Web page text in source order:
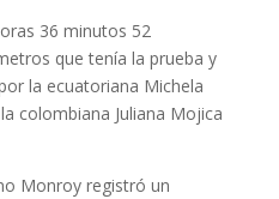
36 minutos 52
que tenía la prueba y
la ecuatoriana Michela
colombiana Juliana Mojica
Monroy registró un